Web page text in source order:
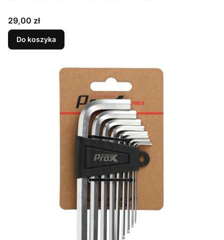
Cena
29,00 zł
Do koszyka